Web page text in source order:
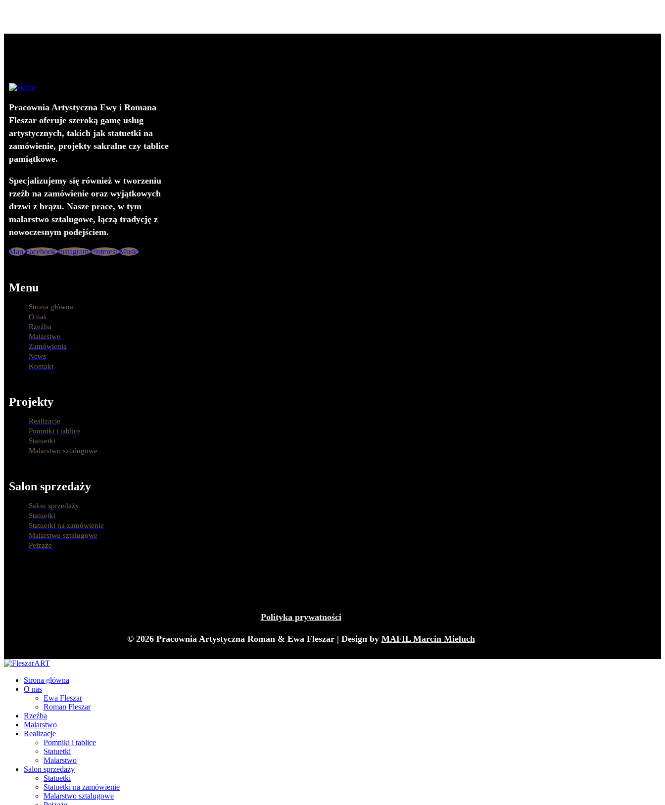
Pracownia Artystyczna Ewy i Romana
Fleszar oferuje szeroką gamę usług
artystycznych, takich jak statuetki na
zamówienie, projekty sakralne czy tablice
pamiątkowe.
Specjalizujemy się również w tworzeniu
rzeźb na zamówienie oraz wyjątkowych
drzwi z brązu. Nasze prace, w tym
malarstwo sztalugowe, łączą tradycję z
nowoczesnym podejściem.
Map Facebook Instagram Pinterest Music
Menu
Strona główna
O nas
Rzeźba
Malarstwo
Zamówienia
News
Kontakt
Projekty
Realizacje
Pomniki i tablice
Statuetki
Malarstwo sztalugowe
Salon sprzedaży
Salon sprzedaży
Statuetki
Statuetki na zamówienie
Malarstwo sztalugowe
Pejzaże
Polityka prywatności
© 2026 Pracownia Artystyczna Roman & Ewa Fleszar | Design by MAFIL Marcin Mieluch
Strona główna
O nas
Ewa Fleszar
Roman Fleszar
Rzeźba
Malarstwo
Realizacje
Pomniki i tablice
Statuetki
Malarstwo
Salon sprzedaży
Statuetki
Statuetki na zamówienie
Malarstwo sztalugowe